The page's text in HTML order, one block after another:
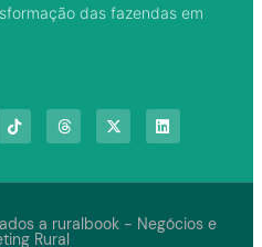
das fazendas em
a ruralbook - Negócios e
Rural